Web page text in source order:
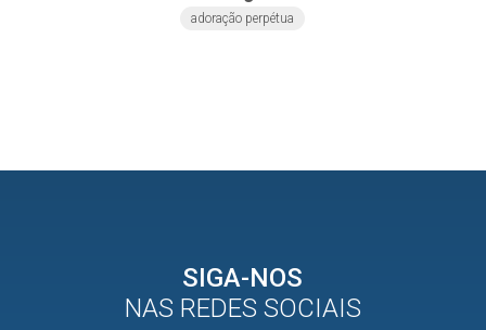
adoração perpétua
SIGA-NOS
NAS REDES SOCIAIS